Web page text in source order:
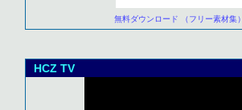
無料ダウンロード （フリー素材集）
HCZ TV